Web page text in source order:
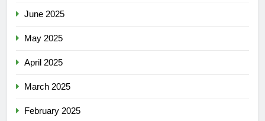
June 2025
May 2025
April 2025
March 2025
February 2025